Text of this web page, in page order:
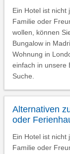
Ein Hotel ist nicht
Familie oder
wollen, können
Bungalow in
Wohnung in
einfach in unsere
Suche.
Alternativen
oder
Ein Hotel ist nicht
Familie oder